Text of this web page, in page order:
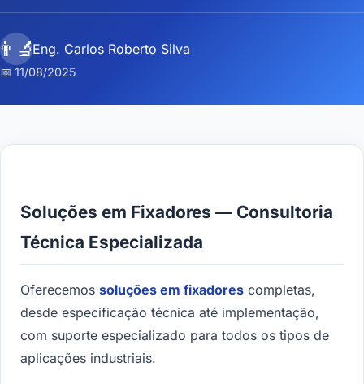
Eng. Carlos Roberto Silva
📅 11/08/2025
Soluções em Fixadores — Consultoria
Técnica Especializada
Oferecemos soluções em fixadores completas,
desde especificação técnica até implementação,
com suporte especializado para todos os tipos de
aplicações industriais.